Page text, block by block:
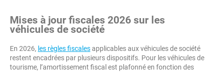
Mises à jour fiscales 2026 sur les
véhicules de société
En 2026, les règles fiscalesapplicables aux véhicules de société
restent encadrées par plusieurs dispositifs. Pour les véhicules de
tourisme, l’amortissement fiscal est plafonné en fonction des